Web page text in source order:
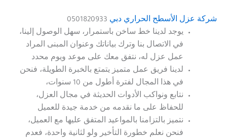
شركة عزل الأسطح الحراري دبي
يوجد لدينا خط ساخن باستمرار، سهل الوصول إلينا،
في الاتصال بنا وترك بياناتك وعنوان المبنى المراد
عمل عزل له، نتفق معك على موعد ويوم محدد
لدينا فريق عمل متميز يتمتع بالخبرة الطويلة، فنحن
في هذا المجال لفترة أطول من 10 سنوات،
نتابع ونواكب الأدوات الحديثة في مجال العزل،
للحفاظ على ما نقدمه من خدمة جيدة للعميل
نتميز بالتزامنا بالمواعيد المتفق عليها مع العميل،
فنحن نعلم خطورة التأخير ولو لثانية واحدة، فعدم